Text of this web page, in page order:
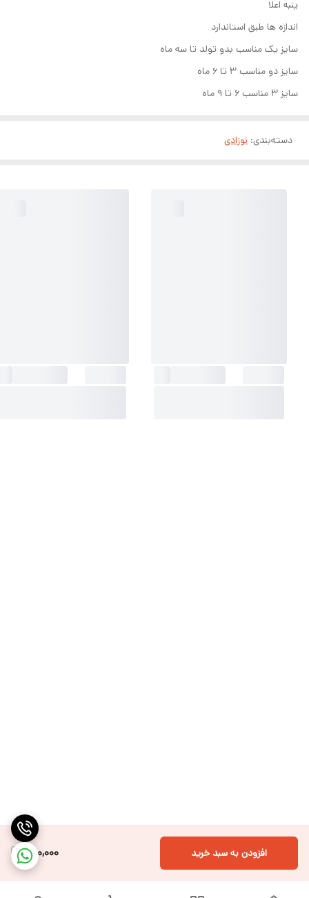
300,000 افزودن به سبد خرید
پنبه اعلا
اندازه ها طبق استاندارد
سایز یک مناسب بدو تولد تا سه ماه
سایز دو مناسب ۳ تا ۶ ماه
سایز ۳ مناسب ۶ تا ۹ ماه
دسته‌بندی: نوزادی